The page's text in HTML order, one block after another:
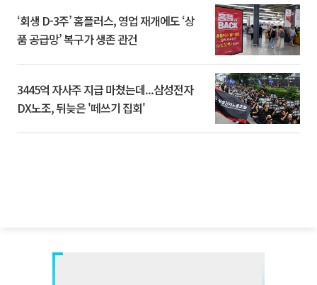
‘회생 D-3주’ 홈플러스, 영업 재개에도 ‘상
품 공급망’ 복구가 생존 관건
3445억 자사주 지급 마쳤는데...삼성전자
DX노조, 뒤늦은 '떼쓰기 집회'